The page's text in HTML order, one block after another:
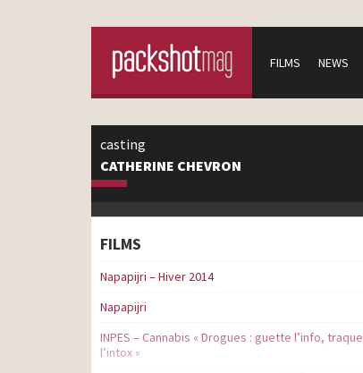
FILMS NEWS
casting
CATHERINE CHEVRON
FILMS
Napapijri – Hiver 2014
Napapijri
INPES – Cannabis « Drogues : guette l’info, traque
l’intox »